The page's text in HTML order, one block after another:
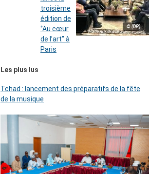
© (DR)
troisième
édition de
‘’Au cœur
de l’art’’ à
Paris
Les plus lus
Tchad : lancement des préparatifs de la fête
de la musique